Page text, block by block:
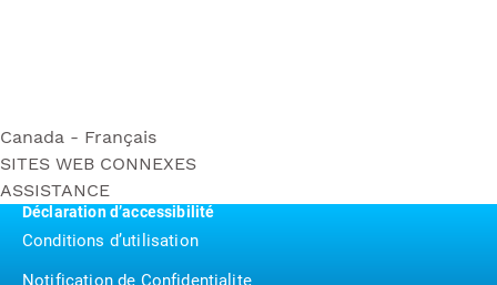
Canada - Français
Rouleau Méga Ultra Soft
Rouleau Triple Ultra Soft
SITES WEB CONNEXES
Bounty
Puffs
P&G BrandSaver
ASSISTANCE
Contactez nous
Déclaration d’accessibilité
Conditions d’utilisation
Notification de Confidentialite